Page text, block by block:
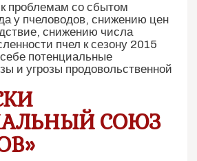
проблемам со сбытом
у пчеловодов, снижению цен
снижению числа
пчел к сезону 2015
себе потенциальные
и угрозы продовольственной
СОЮЗ